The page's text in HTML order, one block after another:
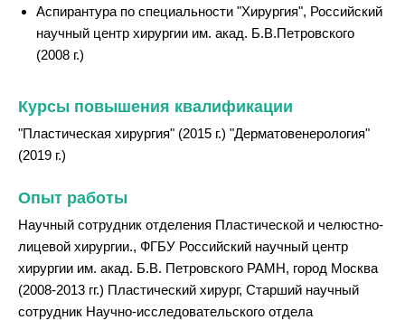
Аспирантура по специальности "Хирургия", Российский
научный центр хирургии им. акад. Б.В.Петровского
(2008 г.)
Курсы повышения квалификации
"Пластическая хирургия" (2015 г.) "Дерматовенерология"
(2019 г.)
Опыт работы
Научный сотрудник отделения Пластической и челюстно-
лицевой хирургии., ФГБУ Российский научный центр
хирургии им. акад. Б.В. Петровского РАМН, город Москва
(2008-2013 гг.) Пластический хирург, Старший научный
сотрудник Научно-исследовательского отдела